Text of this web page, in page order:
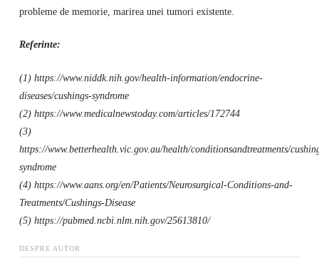
probleme de memorie, marirea unei tumori existente.
Referinte:
(1) https://www.niddk.nih.gov/health-information/endocrine-
diseases/cushings-syndrome
(2) https://www.medicalnewstoday.com/articles/172744
(3)
https://www.betterhealth.vic.gov.au/health/conditionsandtreatments/
syndrome
(4) https://www.aans.org/en/Patients/Neurosurgical-Conditions-and-
Treatments/Cushings-Disease
(5) https://pubmed.ncbi.nlm.nih.gov/25613810/
DESPRE AUTOR